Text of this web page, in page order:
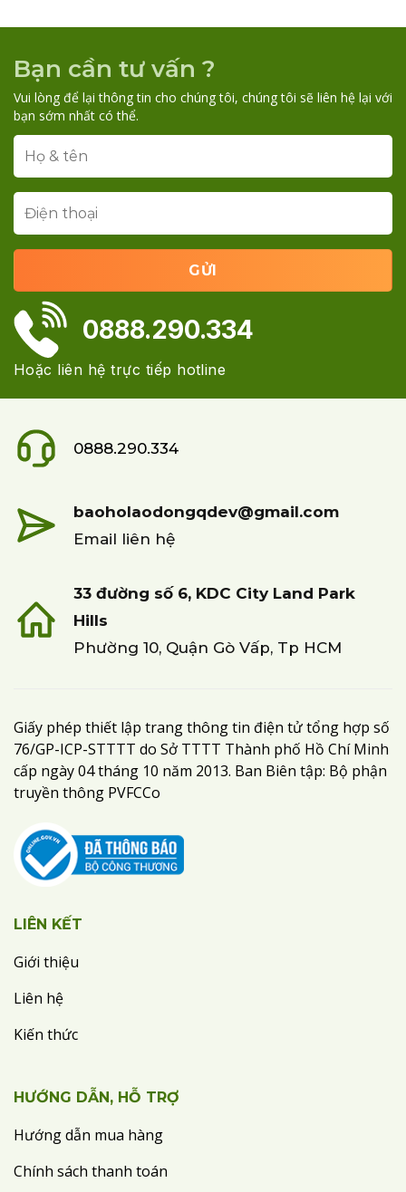
Bạn cần tư vấn ?
Vui lòng để lại thông tin cho chúng tôi, chúng tôi sẽ liên hệ lại với
bạn sớm nhất có thể.
0888.290.334
Hoặc liên hệ trực tiếp hotline
0888.290.334
baoholaodongqdev@gmail.com
Email liên hệ
33 đường số 6, KDC City Land Park
Hills
Phường 10, Quận Gò Vấp, Tp HCM
Giấy phép thiết lập trang thông tin điện tử tổng hợp số
76/GP-ICP-STTTT do Sở TTTT Thành phố Hồ Chí Minh
cấp ngày 04 tháng 10 năm 2013. Ban Biên tập: Bộ phận
truyền thông PVFCCo
LIÊN KẾT
Giới thiệu
Liên hệ
Kiến thức
HƯỚNG DẪN, HỖ TRỢ
Hướng dẫn mua hàng
Chính sách thanh toán